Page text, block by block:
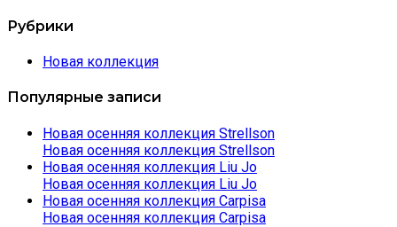
Рубрики
Новая коллекция
Популярные записи
Новая осенняя коллекция Strellson
Новая осенняя коллекция Strellson
Новая осенняя коллекция Liu Jo
Новая осенняя коллекция Liu Jo
Новая осенняя коллекция Carpisa
Новая осенняя коллекция Carpisa